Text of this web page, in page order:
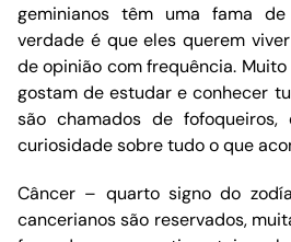
geminianos têm uma fama
verdade é que eles querem
de opinião com frequência.
gostam de estudar e conhecer
são chamados de
curiosidade sobre tudo o que
Câncer – quarto signo do
cancerianos são reservados,